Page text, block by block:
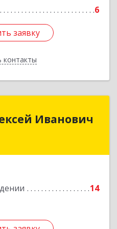
6
заявку
контакты
заявку
Иванович
14
Иванович
край, ст.Петровская,